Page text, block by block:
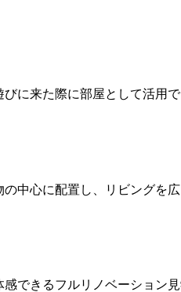
に来た際に部屋として活用で
中心に配置し、リビングを
できるフルリノベーション見